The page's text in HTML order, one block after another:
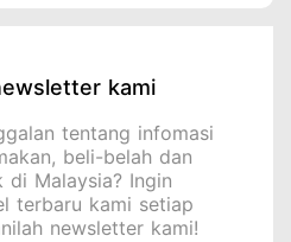
kami
tentang infomasi
beli-belah dan
di Malaysia? Ingin
terbaru kami setiap
newsletter kami!